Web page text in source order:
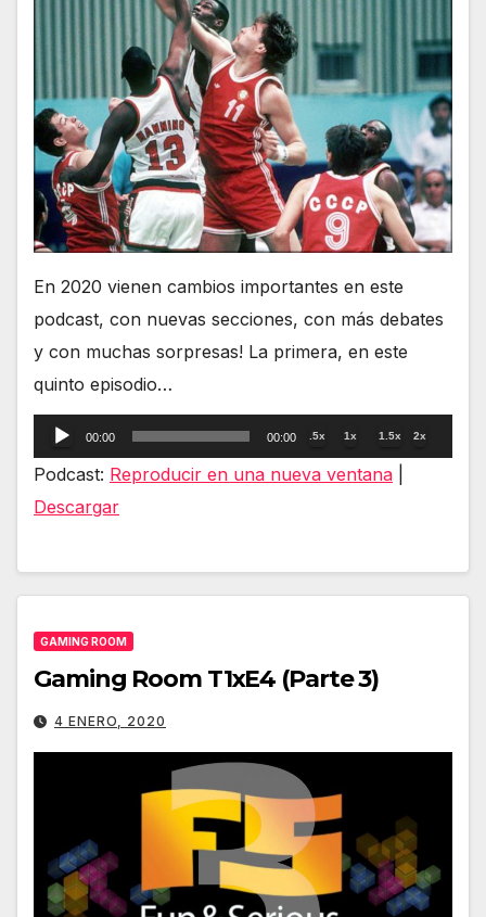
En 2020 vienen cambios importantes en este
podcast, con nuevas secciones, con más debates
y con muchas sorpresas! La primera, en este
quinto episodio…
Reproductor
de
00:00 00:00 .5x 1x 1.5x 2x
Podcast: Reproducir en una nueva ventana
Descargar
GAMING ROOM
Gaming Room T1xE4 (Parte 3)
4 ENERO, 2020